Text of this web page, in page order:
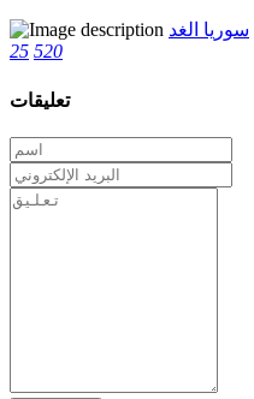
سوريا الغد
25 520
تعليقات